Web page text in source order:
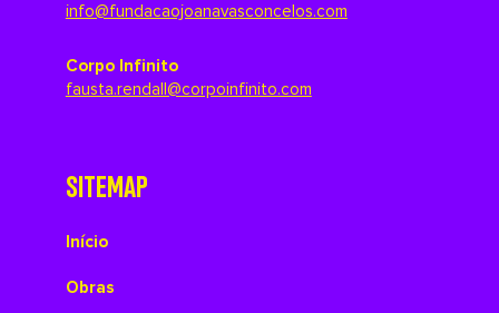
info@fundacaojoanavasconcelos.com
Corpo Infinito
fausta.rendall@corpoinfinito.com
SITEMAP
Início
Obras